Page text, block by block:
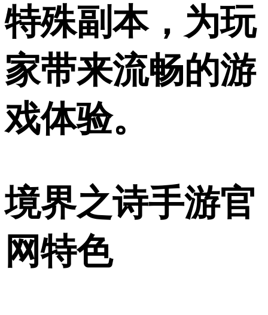
特殊副本，为玩
家带来流畅的游
戏体验。
境界之诗手游官
网特色